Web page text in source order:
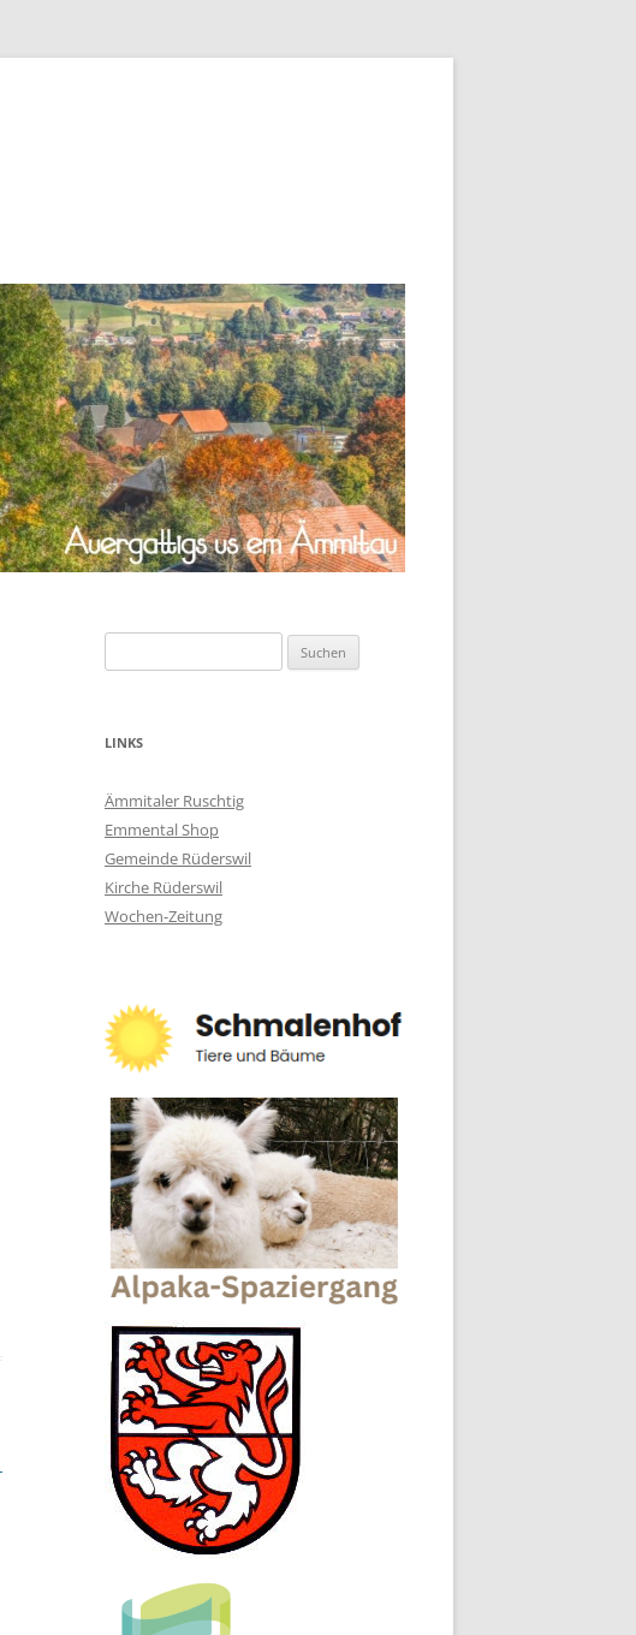
nach:
LINKS
Ämmitaler Ruschtig
Emmental Shop
Gemeinde Rüderswil
Kirche Rüderswil
Wochen-Zeitung